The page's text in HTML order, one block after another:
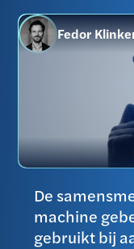
Fedor
De
machine
gebruikt bij